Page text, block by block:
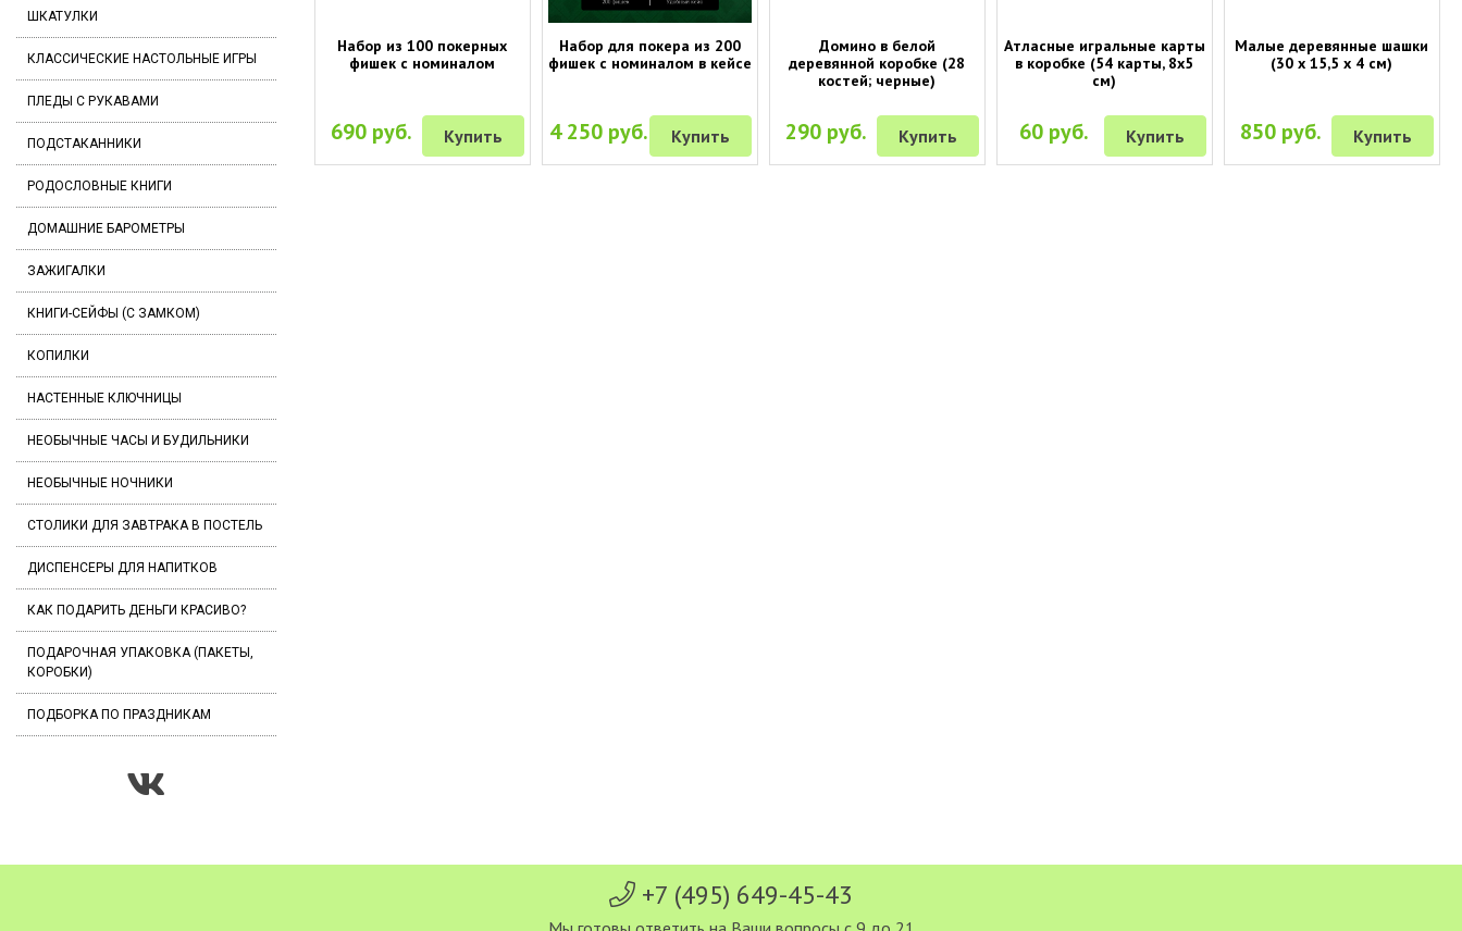
ШКАТУЛКИ
КЛАССИЧЕСКИЕ НАСТОЛЬНЫЕ ИГРЫ
ПЛЕДЫ С РУКАВАМИ
ПОДСТАКАННИКИ
РОДОСЛОВНЫЕ КНИГИ
ДОМАШНИЕ БАРОМЕТРЫ
ЗАЖИГАЛКИ
КНИГИ-СЕЙФЫ (С ЗАМКОМ)
КОПИЛКИ
НАСТЕННЫЕ КЛЮЧНИЦЫ
НЕОБЫЧНЫЕ ЧАСЫ И БУДИЛЬНИКИ
НЕОБЫЧНЫЕ НОЧНИКИ
СТОЛИКИ ДЛЯ ЗАВТРАКА В ПОСТЕЛЬ
ДИСПЕНСЕРЫ ДЛЯ НАПИТКОВ
КАК ПОДАРИТЬ ДЕНЬГИ КРАСИВО?
ПОДАРОЧНАЯ УПАКОВКА (ПАКЕТЫ,
КОРОБКИ)
ПОДБОРКА ПО ПРАЗДНИКАМ
Набор из 100 покерных
фишек с номиналом
690 руб. Купить
Набор для покера из 200
фишек с номиналом в кейсе
4 250 руб. Купить
Домино в белой
деревянной коробке (28
костей; черные)
290 руб. Купить
Атласные игральные карты
в коробке (54 карты, 8х5
см)
60 руб. Купить
Малые деревянные шашки
(30 х 15,5 х 4 см)
850 руб. Купить
+7 (495) 649-45-43